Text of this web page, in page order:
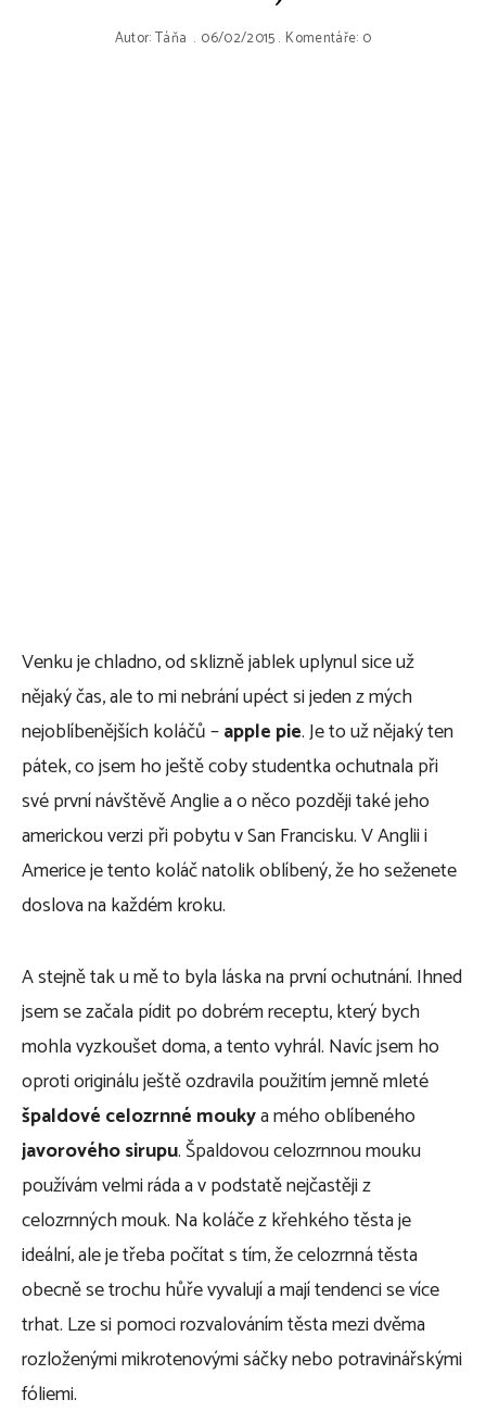
Autor:Táňa 06/02/2015 Komentáře: 0
Venku je chladno, od sklizně jablek uplynul sice už
nějaký čas, ale to mi nebrání upéct si jeden z mých
nejoblíbenějších koláčů –apple pie. Je to už nějaký ten
pátek, co jsem ho ještě coby studentka ochutnala při
své první návštěvě Anglie a o něco později také jeho
americkou verzi při pobytu v San Francisku. V Anglii i
Americe je tento koláč natolik oblíbený, že ho seženete
doslova na každém kroku.
A stejně tak u mě to byla láska na první ochutnání. Ihned
jsem se začala pídit po dobrém receptu, který bych
mohla vyzkoušet doma, a tento vyhrál. Navíc jsem ho
oproti originálu ještě ozdravila použitím jemně mleté
špaldové celozrnné moukya mého oblíbeného
javorového sirupu. Špaldovou celozrnnou mouku
používám velmi ráda a v podstatě nejčastěji z
celozrnných mouk. Na koláče z křehkého těsta je
ideální, ale je třeba počítat s tím, že celozrnná těsta
obecně se trochu hůře vyvalují a mají tendenci se více
trhat. Lze si pomoci rozvalováním těsta mezi dvěma
rozloženými mikrotenovými sáčky nebo potravinářskými
fóliemi.